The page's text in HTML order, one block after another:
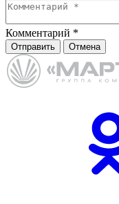
Комментарий *
Отправить Отмена